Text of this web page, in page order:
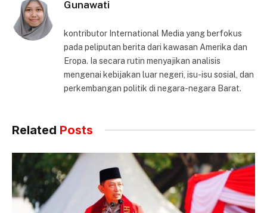
Gunawati
kontributor International Media yang berfokus
pada peliputan berita dari kawasan Amerika dan
Eropa. Ia secara rutin menyajikan analisis
mengenai kebijakan luar negeri, isu-isu sosial, dan
perkembangan politik di negara-negara Barat.
Related Posts